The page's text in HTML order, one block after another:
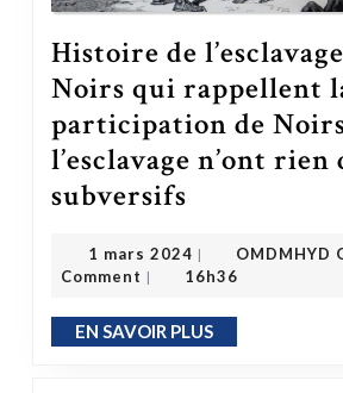
Histoire de
Noirs qui rappellent
participation de
l’esclavage n’ont rien
subversifs
1 mars 2024 | OMDMHYD
Comment | 16h36
EN SAVOIR PLUSEN SAVOIR PLUS